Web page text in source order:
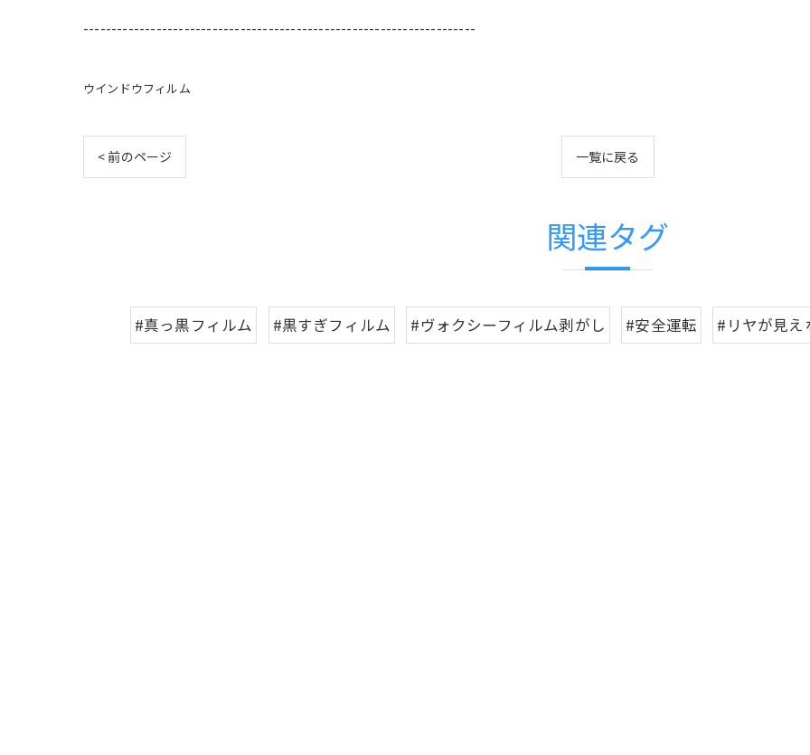
----------------------------------------------------------------------
ウインドウフィルム
< 前のページ 一覧に戻る
関連タグ
#真っ黒フィルム #黒すぎフィルム #ヴォクシーフィルム剥がし #安全運転 #リヤが見え